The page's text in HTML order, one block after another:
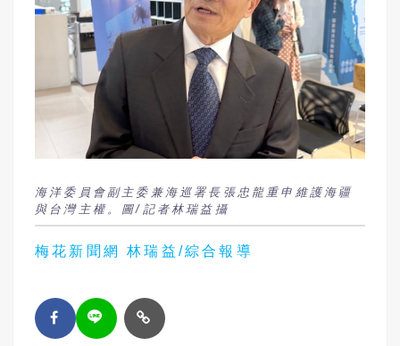
海洋委員會副主委兼海巡署長張忠龍重申維護海疆
與台灣主權。圖/記者林瑞益攝
梅花新聞網 林瑞益/綜合報導